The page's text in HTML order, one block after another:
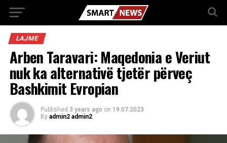
LAJME
Arben Taravari: Maqedonia e Veriut
nuk ka alternativë tjetër përveç
Bashkimit Evropian
Published 3 years ago on 19.07.2023
By admin2 admin2